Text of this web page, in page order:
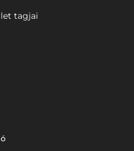
tagjai